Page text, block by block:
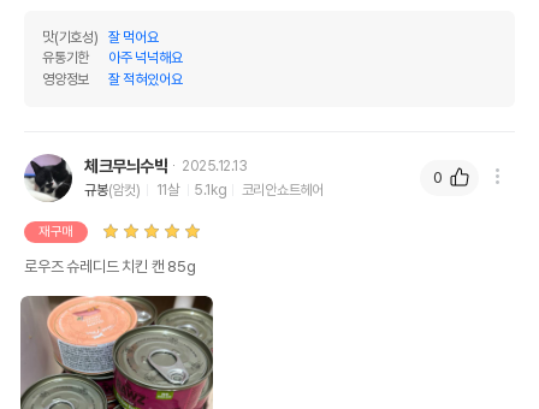
맛(기호성)
잘 먹어요
유통기한
아주 넉넉해요
영양정보
잘 적혀있어요
체크무늬수박
2025.12.13
규봉(암컷) 11살 5.1kg 코리안쇼트헤어
재구매
로우즈 슈레디드 치킨 캔 85g
0